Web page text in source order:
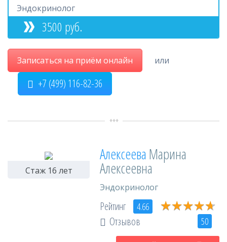
Эндокринолог
3500 руб.
Записаться на приём онлайн или
+7 (499) 116-82-36
Стаж 16 лет
Алексеева Марина
Алексеевна
Эндокринолог
Рейтинг 4.66 ★★★★★
★★★★★
Отзывов 50